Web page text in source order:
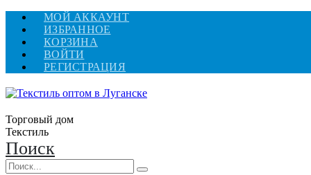
МОЙ АККАУНТ
ИЗБРАННОЕ
КОРЗИНА
ВОЙТИ
РЕГИСТРАЦИЯ
Торговый дом
Текстиль
Поиск